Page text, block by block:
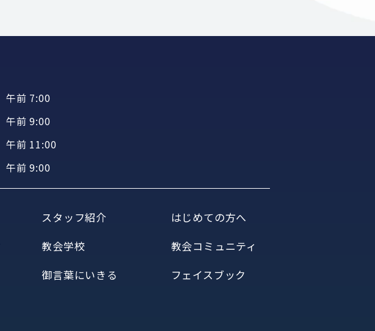
午前 7:00
午前 9:00
午前 11:00
午前 9:00
スタッフ紹介
はじめての方へ
教会学校
教会コミュニティ
御言葉にいきる
フェイスブック